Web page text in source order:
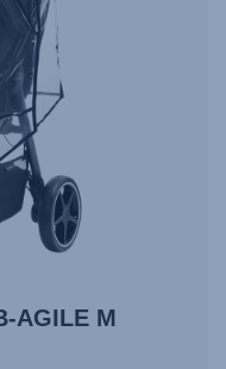
AGILE M